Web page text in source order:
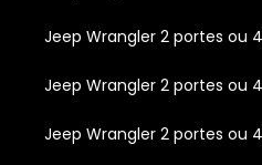
Jeep Wrangler 2 portes ou
Jeep Wrangler 2 portes ou
Jeep Wrangler 2 portes ou